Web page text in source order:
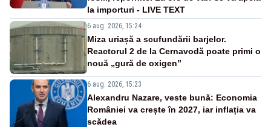
la importuri - LIVE TEXT
6 aug. 2026, 15:24
Miza uriașă a scufundării barjelor.
Reactorul 2 de la Cernavodă poate primi o
nouă „gură de oxigen”
6 aug. 2026, 15:23
Alexandru Nazare, veste bună: Economia
României va crește în 2027, iar inflația va
scădea